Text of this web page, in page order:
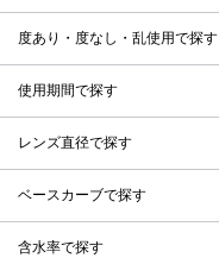
度あり・度なし・乱使用で探す
使用期間で探す
レンズ直径で探す
ベースカーブで探す
含水率で探す